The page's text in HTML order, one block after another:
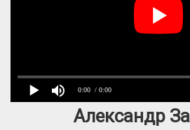
0:00 / 0:00
Александр